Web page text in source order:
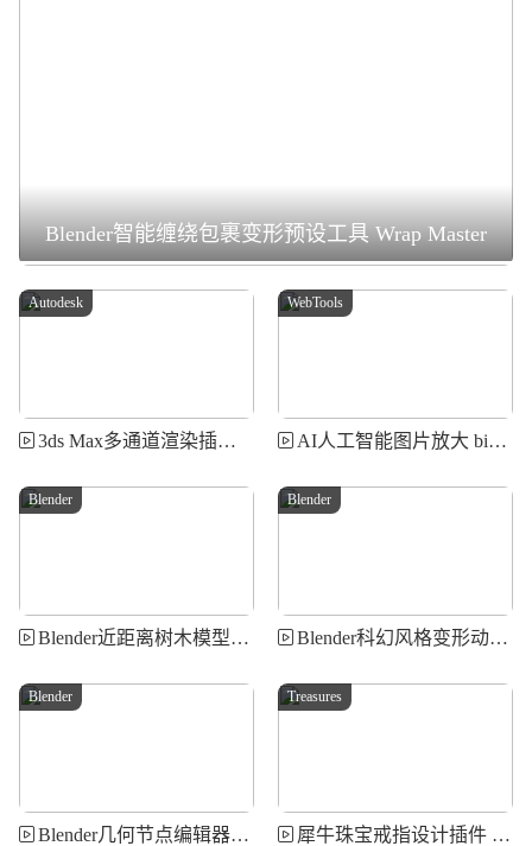
Blender智能缠绕包裹变形预设工具 Wrap Master
Autodesk
3ds Max多通道渲染插件 RPManager
WebTools
AI人工智能图片放大 bigjpg.com
Blender
Blender近距离树木模型资产 Smart Trees – Super Close-Up Trees
Blender
Blender科幻风格变形动画插件 Transform FX Pro
Blender
Blender几何节点编辑器插件 Solidify Plus
Treasures
犀牛珠宝戒指设计插件 RhinoArtisan Jewelry for Rhino